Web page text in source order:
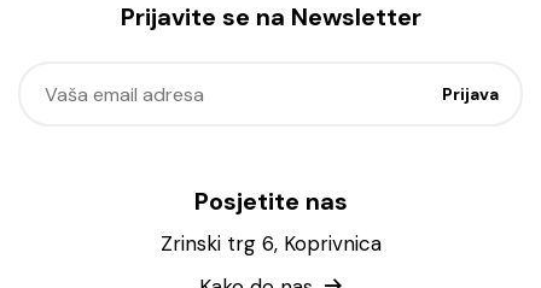
Prijavite se na Newsletter
Posjetite nas
Zrinski trg 6, Koprivnica